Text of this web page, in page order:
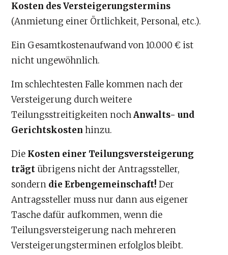
Kosten des Versteigerungstermins
(Anmietung einer Örtlichkeit, Personal, etc.).
Ein Gesamtkostenaufwand von 10.000 € ist
nicht ungewöhnlich.
Im schlechtesten Falle kommen nach der
Versteigerung durch weitere
Teilungsstreitigkeiten nochAnwalts- und
Gerichtskosten hinzu.
Die Kosten einer Teilungsversteigerung
trägt übrigens nicht der Antragssteller,
sondern die Erbengemeinschaft! Der
Antragssteller muss nur dann aus eigener
Tasche dafür aufkommen, wenn die
Teilungsversteigerung nach mehreren
Versteigerungsterminen erfolglos bleibt.